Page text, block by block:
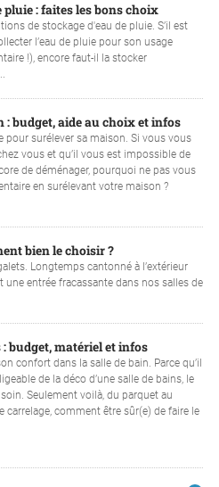
pluie : faites les bons choix
de stockage d'eau de pluie. S’il est
l’eau de pluie pour son usage
!), encore faut-il la stocker
: budget, aide au choix et infos
pour surélever sa maison. Si vous vous
vous et qu’il vous est impossible de
de déménager, pourquoi ne pas vous
en surélevant votre maison ?
bien le choisir ?
Longtemps cantonné à l’extérieur
une entrée fracassante dans nos salles de
: budget, matériel et infos
confort dans la salle de bain. Parce qu’il
de la déco d’une salle de bains, le
Seulement voilà, du parquet au
carrelage, comment être sûr(e) de faire le